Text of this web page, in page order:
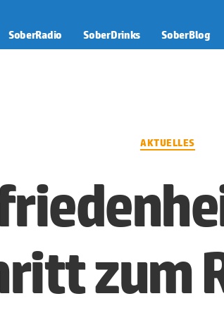
SoberRadio SoberDrinks SoberBlog
Kategorien
AKTUELLES
zum